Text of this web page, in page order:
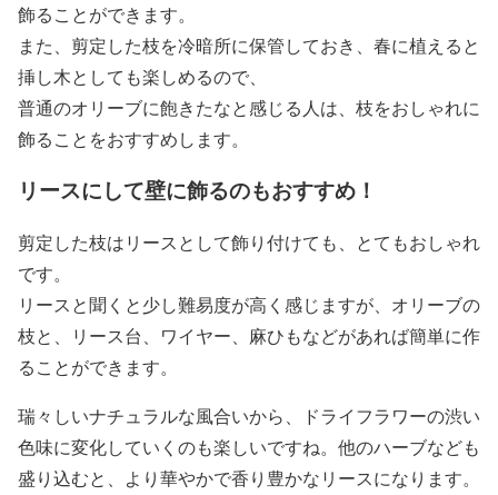
飾ることができます。
また、剪定した枝を冷暗所に保管しておき、春に植えると
挿し木としても楽しめるので、
普通のオリーブに飽きたなと感じる人は、枝をおしゃれに
飾ることをおすすめします。
リースにして壁に飾るのもおすすめ！
剪定した枝はリースとして飾り付けても、とてもおしゃれ
です。
リースと聞くと少し難易度が高く感じますが、オリーブの
枝と、リース台、ワイヤー、麻ひもなどがあれば簡単に作
ることができます。
瑞々しいナチュラルな風合いから、ドライフラワーの渋い
色味に変化していくのも楽しいですね。他のハーブなども
盛り込むと、より華やかで香り豊かなリースになります。